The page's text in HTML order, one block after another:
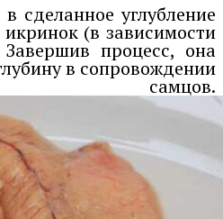
сделанное углубление
(в зависимости
процесс, она
в сопровождении
самцов.